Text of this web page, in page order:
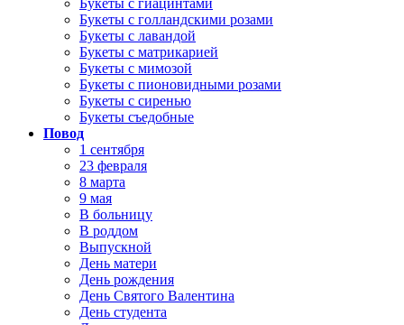
Букеты с гиацинтами
Букеты с голландскими розами
Букеты с лавандой
Букеты с матрикарией
Букеты с мимозой
Букеты с пионовидными розами
Букеты с сиренью
Букеты съедобные
Повод
1 сентября
23 февраля
8 марта
9 мая
В больницу
В роддом
Выпускной
День матери
День рождения
День Святого Валентина
День студента